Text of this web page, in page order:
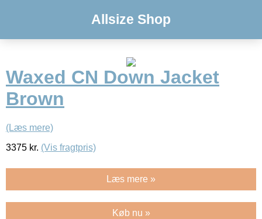
Allsize Shop
Waxed CN Down Jacket
Brown
(Læs mere)
3375 kr. (Vis fragtpris)
Læs mere »
Køb nu »